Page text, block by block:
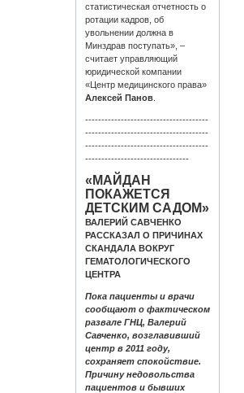
статистическая отчетность о
ротации кадров, об
увольнении должна в
Минздрав поступать», –
считает управляющий
юридической компании
«Центр медицинского права»
Алексей Панов
--------------------------------------
--------------------------------------
--------------------------------------
--------------------------------
«МАЙДАН
ПОКАЖЕТСЯ
ДЕТСКИМ САДОМ»
ВАЛЕРИЙ САВЧЕНКО
РАССКАЗАЛ О ПРИЧИНАХ
СКАНДАЛА ВОКРУГ
ГЕМАТОЛОГИЧЕСКОГО
ЦЕНТРА
Пока пациенты и врачи
сообщают о фактическом
развале ГНЦ, Валерий
Савченко, возглавивший
центр в 2011 году,
сохраняет спокойствие.
Причину недовольства
пациентов и бывших